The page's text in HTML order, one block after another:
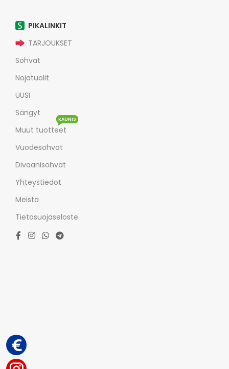
PIKALINKIT
TARJOUKSET
Sohvat
Nojatuolit
UUSI
Sängyt
Muut tuotteet
KAUNIS
Vuodesohvat
Divaanisohvat
Yhteystiedot
Meista
Tietosuojaseloste